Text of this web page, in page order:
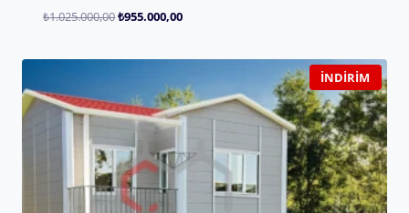
₺1.025.000,00₺955.000,00
İNDIRIM